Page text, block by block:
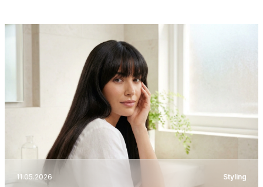
11.05.2026 Styling